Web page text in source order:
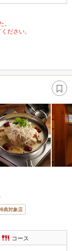
ださい。
典対象店
コース